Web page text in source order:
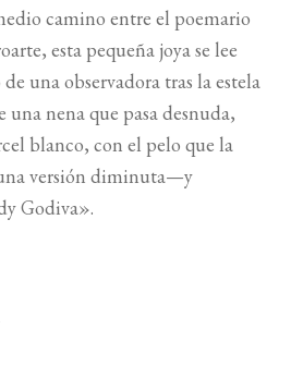
camino entre el poemario
esta pequeña joya se lee
una observadora tras la estela
nena que pasa desnuda,
blanco, con el pelo que la
versión diminuta—y
Godiva».